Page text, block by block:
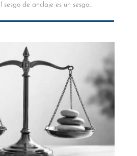
de anclaje es un sesgo...